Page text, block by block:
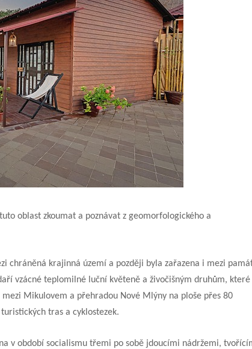
oblast zkoumat a poznávat z geomorfologického a
chráněná krajinná území a později byla zařazena i mezi
vzácné teplomilné luční květeně a živočišným druhům,
Mikulovem a přehradou Nové Mlýny na ploše přes 80
tras a cyklostezek.
v období socialismu třemi po sobě jdoucími nádržemi,